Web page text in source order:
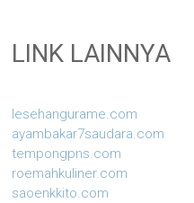
LINK LAINNYA
lesehangurame.com
ayambakar7saudara.com
tempongpns.com
roemahkuliner.com
saoenkkito.com